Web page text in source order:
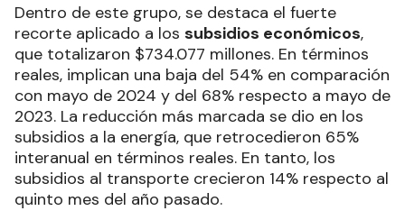
Dentro de este grupo, se destaca el fuerte
recorte aplicado a los subsidios económicos,
que totalizaron $734.077 millones. En términos
reales, implican una baja del 54% en comparación
con mayo de 2024 y del 68% respecto a mayo de
2023. La reducción más marcada se dio en los
subsidios a la energía, que retrocedieron 65%
interanual en términos reales. En tanto, los
subsidios al transporte crecieron 14% respecto al
quinto mes del año pasado.